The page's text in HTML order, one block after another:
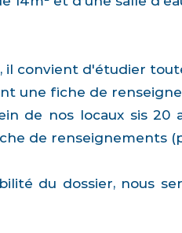
il convient d'étudier
une fiche de
de nos locaux sis 20
de renseignements
du dossier, nous